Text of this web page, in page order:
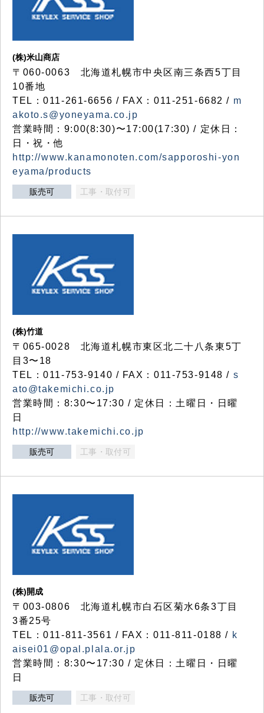
(株)米山商店
〒060-0063 北海道札幌市中央区南三条西5丁目
10番地
TEL：011-261-6656 / FAX：011-251-6682 / m
akoto.s@yoneyama.co.jp
営業時間：9:00(8:30)〜17:00(17:30) / 定休日：
日・祝・他
http://www.kanamonoten.com/sapporoshi-yon
eyama/products
販売可 工事・取付可
(株)竹道
〒065-0028 北海道札幌市東区北二十八条東5丁
目3〜18
TEL：011-753-9140 / FAX：011-753-9148 / s
ato@takemichi.co.jp
営業時間：8:30〜17:30 / 定休日：土曜日・日曜
日
http://www.takemichi.co.jp
販売可 工事・取付可
(株)開成
〒003-0806 北海道札幌市白石区菊水6条3丁目
3番25号
TEL：011-811-3561 / FAX：011-811-0188 / k
aisei01@opal.plala.or.jp
営業時間：8:30〜17:30 / 定休日：土曜日・日曜
日
販売可 工事・取付可